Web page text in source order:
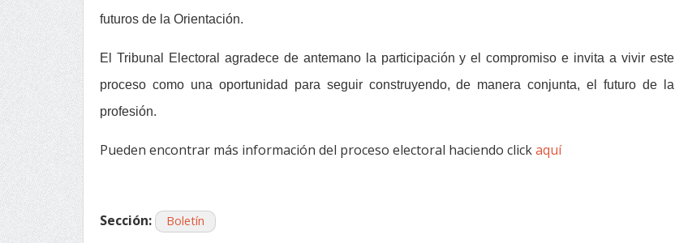
futuros de la Orientación.
El Tribunal Electoral agradece de antemano la participación y el compromiso e invita a vivir este
proceso como una oportunidad para seguir construyendo, de manera conjunta, el futuro de la
profesión.
Pueden encontrar más información del proceso electoral haciendo clickaquí
Sección: Boletín